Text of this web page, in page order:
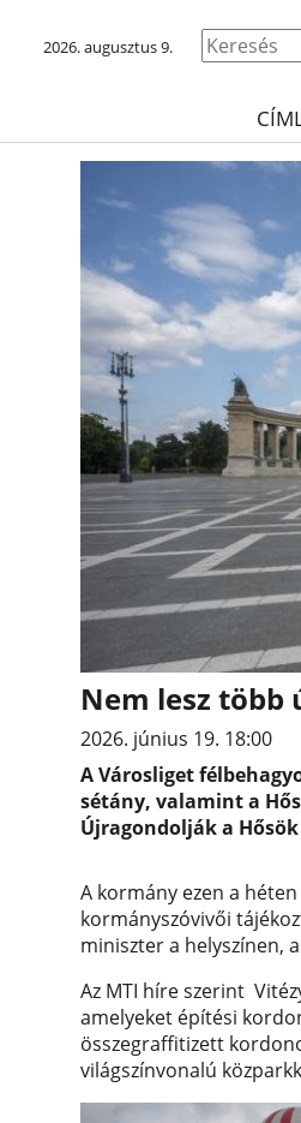
2026. augusztus 9.
Nem lesz több
2026. június 19. 18:00
A Városliget
sétány, valamint a
Újragondolják a
A kormány ezen a
kormányszóvivői
miniszter a helyszínen,
Az MTI híre szerint
amelyeket építési
összegraffitizett
világszínvonalú